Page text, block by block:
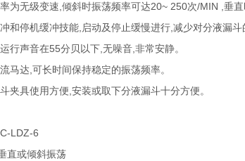
为无级变速,倾斜时振荡频率可达20~ 250次/MIN ,垂
和停机缓冲技能,启动及停止缓慢进行,减少对分液漏斗
行声音在55分贝以下,无噪音,非常安静。
马达,可长时间保持稳定的振荡频率。
夹具使用方便,安装或取下分液漏斗十分方便。
LDZ-6
直或倾斜振荡